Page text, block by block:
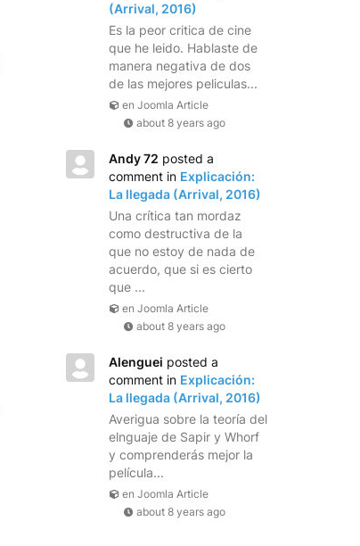
(Arrival, 2016)
Es la peor critica de cine
que he leido. Hablaste de
manera negativa de dos
de las mejores peliculas...
en Joomla Article
about 8 years ago
Andy 72 posted a
comment in Explicación:
La llegada (Arrival, 2016)
Una crítica tan mordaz
como destructiva de la
que no estoy de nada de
acuerdo, que si es cierto
que ...
en Joomla Article
about 8 years ago
Alenguei posted a
comment in Explicación:
La llegada (Arrival, 2016)
Averigua sobre la teoría del
elnguaje de Sapir y Whorf
y comprenderás mejor la
película...
en Joomla Article
about 8 years ago